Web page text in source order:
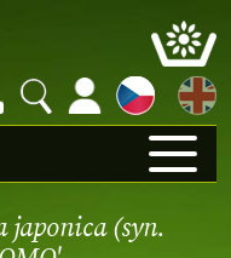
EN
japonica (syn.